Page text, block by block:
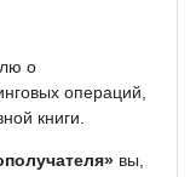
о
операций,
книги.
вы,